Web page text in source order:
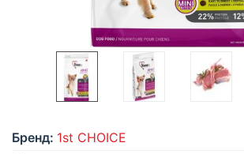
Бренд: 1st CHOICE